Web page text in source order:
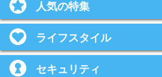
人気の特集
ライフスタイル
セキュリティ